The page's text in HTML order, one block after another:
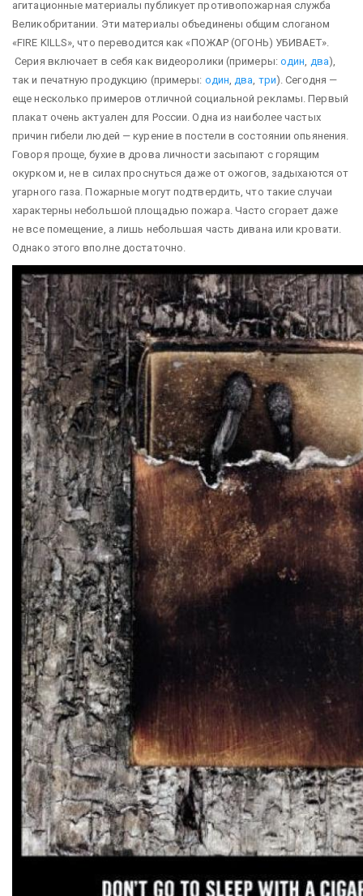
агитационные материалы публикует противопожарная служба
Великобритании. Эти материалы объединены общим слоганом
«FIRE KILLS», что переводится как «ПОЖАР (ОГОНЬ) УБИВАЕТ».
Серия включает в себя как видеоролики (примеры: один, два),
так и печатную продукцию (примеры: один,два, три). Сегодня —
еще несколько примеров отличной социальной рекламы. Первый
плакат очень актуален для России. Одна из наиболее частых
причин гибели людей — курение в постели в состоянии опьянения.
Говоря проще, бухие в дрова личности засыпают с горящим
окурком и, не в силах проснуться даже от ожогов, задыхаются от
угарного газа. Пожарные могут подтвердить, что такие случаи
характерны небольшой площадью пожара. Часто сгорает даже
не все помещение, а лишь небольшая часть дивана или кровати.
Однако этого вполне достаточно.